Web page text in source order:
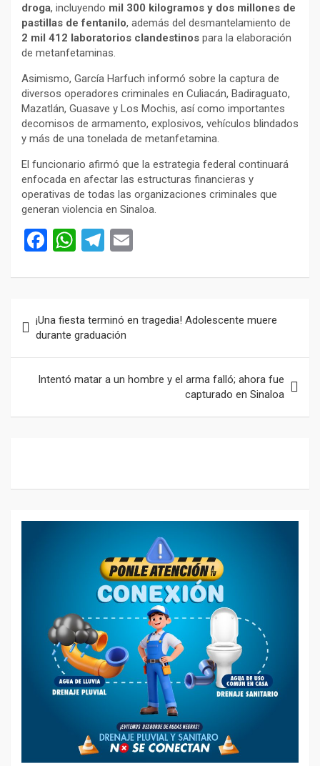
droga, incluyendo mil 300 kilogramos y dos millones de
pastillas de fentanilo, además del desmantelamiento de
2 mil 412 laboratorios clandestinos para la elaboración
de metanfetaminas.
Asimismo, García Harfuch informó sobre la captura de
diversos operadores criminales en Culiacán, Badiraguato,
Mazatlán, Guasave y Los Mochis, así como importantes
decomisos de armamento, explosivos, vehículos blindados
y más de una tonelada de metanfetamina.
El funcionario afirmó que la estrategia federal continuará
enfocada en afectar las estructuras financieras y
operativas de todas las organizaciones criminales que
generan violencia en Sinaloa.
F
ce
o
o
k
W
at
A
p
p
T
e
gr
a
m
ail
de
entradas
¡Una fiesta terminó en tragedia! Adolescente muere
durante graduación
Intentó matar a un hombre y el arma falló; ahora fue
capturado en Sinaloa